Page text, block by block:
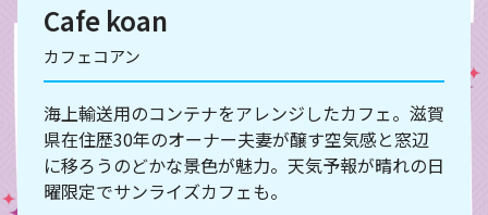
Cafe koan
カフェコアン
海上輸送用のコンテナをアレンジしたカフェ。滋賀
県在住歴30年のオーナー夫妻が醸す空気感と窓辺
に移ろうのどかな景色が魅力。天気予報が晴れの日
曜限定でサンライズカフェも。